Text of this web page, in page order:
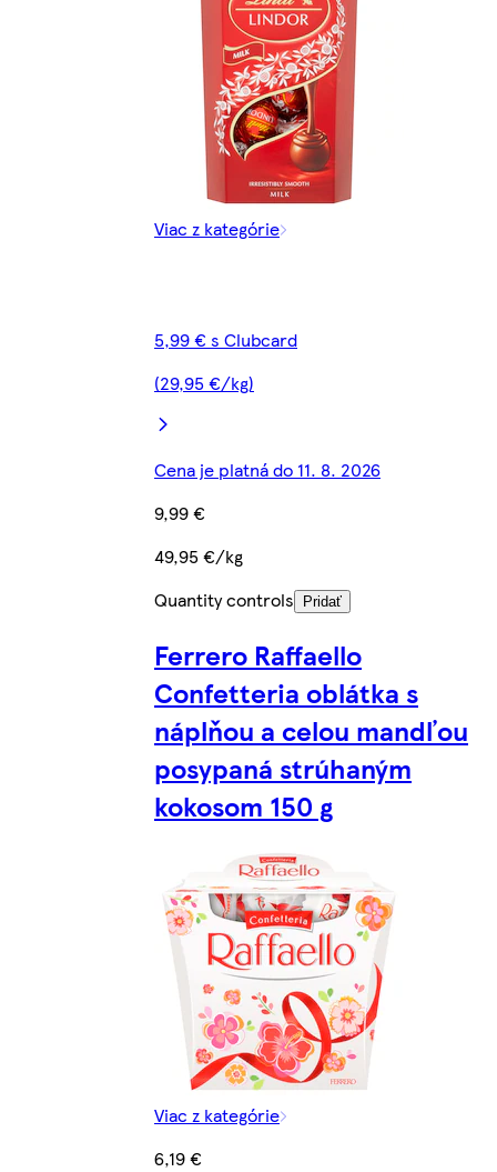
Viac z kategórie
5,99 € s Clubcard
(29,95 €/kg)
Cena je platná do 11. 8. 2026
9,99 €
49,95 €/kg
Quantity controls
Pridať
Ferrero Raffaello
Confetteria oblátka s
náplňou a celou mandľou
posypaná strúhaným
kokosom 150 g
Viac z kategórie
6,19 €